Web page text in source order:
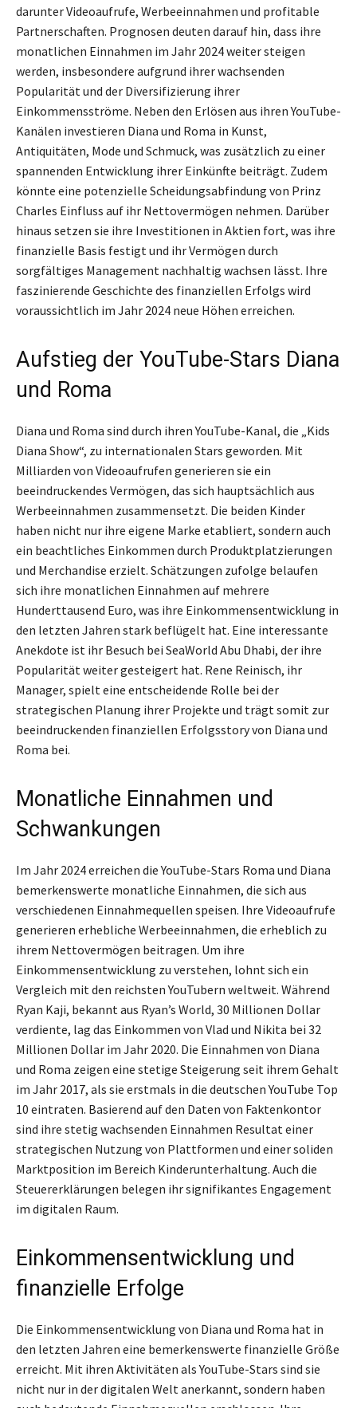
darunter Videoaufrufe, Werbeeinnahmen und profitable
Partnerschaften. Prognosen deuten darauf hin, dass ihre
monatlichen Einnahmen im Jahr 2024 weiter steigen
werden, insbesondere aufgrund ihrer wachsenden
Popularität und der Diversifizierung ihrer
Einkommensströme. Neben den Erlösen aus ihren YouTube-
Kanälen investieren Diana und Roma in Kunst,
Antiquitäten, Mode und Schmuck, was zusätzlich zu einer
spannenden Entwicklung ihrer Einkünfte beiträgt. Zudem
könnte eine potenzielle Scheidungsabfindung von Prinz
Charles Einfluss auf ihr Nettovermögen nehmen. Darüber
hinaus setzen sie ihre Investitionen in Aktien fort, was ihre
finanzielle Basis festigt und ihr Vermögen durch
sorgfältiges Management nachhaltig wachsen lässt. Ihre
faszinierende Geschichte des finanziellen Erfolgs wird
voraussichtlich im Jahr 2024 neue Höhen erreichen.
Aufstieg der YouTube-Stars Diana
und Roma
Diana und Roma sind durch ihren YouTube-Kanal, die „Kids
Diana Show“, zu internationalen Stars geworden. Mit
Milliarden von Videoaufrufen generieren sie ein
beeindruckendes Vermögen, das sich hauptsächlich aus
Werbeeinnahmen zusammensetzt. Die beiden Kinder
haben nicht nur ihre eigene Marke etabliert, sondern auch
ein beachtliches Einkommen durch Produktplatzierungen
und Merchandise erzielt. Schätzungen zufolge belaufen
sich ihre monatlichen Einnahmen auf mehrere
Hunderttausend Euro, was ihre Einkommensentwicklung in
den letzten Jahren stark beflügelt hat. Eine interessante
Anekdote ist ihr Besuch bei SeaWorld Abu Dhabi, der ihre
Popularität weiter gesteigert hat. Rene Reinisch, ihr
Manager, spielt eine entscheidende Rolle bei der
strategischen Planung ihrer Projekte und trägt somit zur
beeindruckenden finanziellen Erfolgsstory von Diana und
Roma bei.
Monatliche Einnahmen und
Schwankungen
Im Jahr 2024 erreichen die YouTube-Stars Roma und Diana
bemerkenswerte monatliche Einnahmen, die sich aus
verschiedenen Einnahmequellen speisen. Ihre Videoaufrufe
generieren erhebliche Werbeeinnahmen, die erheblich zu
ihrem Nettovermögen beitragen. Um ihre
Einkommensentwicklung zu verstehen, lohnt sich ein
Vergleich mit den reichsten YouTubern weltweit. Während
Ryan Kaji, bekannt aus Ryan’s World, 30 Millionen Dollar
verdiente, lag das Einkommen von Vlad und Nikita bei 32
Millionen Dollar im Jahr 2020. Die Einnahmen von Diana
und Roma zeigen eine stetige Steigerung seit ihrem Gehalt
im Jahr 2017, als sie erstmals in die deutschen YouTube Top
10 eintraten. Basierend auf den Daten von Faktenkontor
sind ihre stetig wachsenden Einnahmen Resultat einer
strategischen Nutzung von Plattformen und einer soliden
Marktposition im Bereich Kinderunterhaltung. Auch die
Steuererklärungen belegen ihr signifikantes Engagement
im digitalen Raum.
Einkommensentwicklung und
finanzielle Erfolge
Die Einkommensentwicklung von Diana und Roma hat in
den letzten Jahren eine bemerkenswerte finanzielle Größe
erreicht. Mit ihren Aktivitäten als YouTube-Stars sind sie
nicht nur in der digitalen Welt anerkannt, sondern haben